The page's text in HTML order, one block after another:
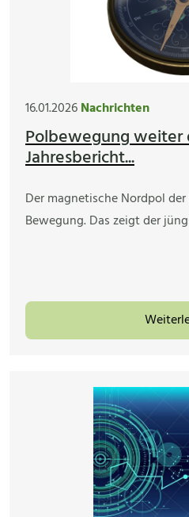
16.01.2026Nachrichten
Polbewegung
Jahresbericht...
Der magnetische Nordpol
Bewegung. Das zeigt der